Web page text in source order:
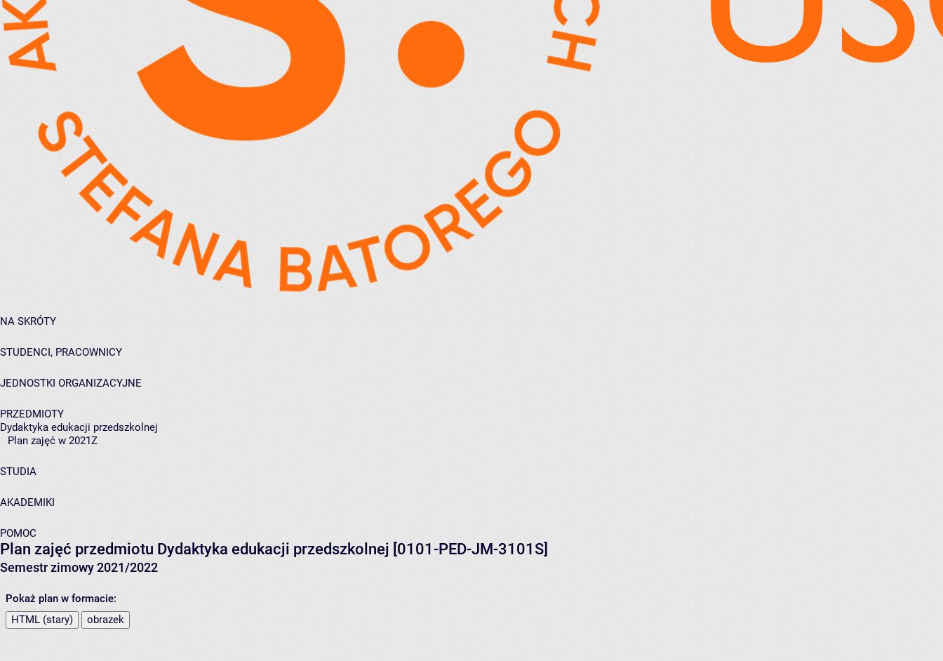
NA SKRÓTY
STUDENCI, PRACOWNICY
JEDNOSTKI ORGANIZACYJNE
PRZEDMIOTY
Dydaktyka edukacji przedszkolnej
Plan zajęć w 2021Z
STUDIA
AKADEMIKI
POMOC
Plan zajęć przedmiotu Dydaktyka edukacji przedszkolnej [0101-PED-JM-3101S]
Semestr zimowy 2021/2022
Pokaż plan w formacie:
HTML (stary)
obrazek